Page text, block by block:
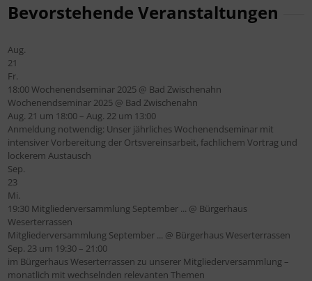
Bevorstehende Veranstaltungen
Aug.
21
Fr.
18:00Wochenendseminar 2025 @ Bad Zwischenahn
Wochenendseminar 2025 @ Bad Zwischenahn
Aug. 21 um 18:00 – Aug. 22 um 13:00
Anmeldung notwendig: Unser jährliches Wochenendseminar mit
intensiver Vorbereitung der Ortsvereinsarbeit, fachlichem Vortrag und
lockerem Austausch
Sep.
23
Mi.
19:30 Mitgliederversammlung September ... @ Bürgerhaus
Weserterrassen
Mitgliederversammlung September ... @ Bürgerhaus Weserterrassen
Sep. 23 um 19:30 – 21:00
im Bürgerhaus Weserterrassen zu unserer Mitgliederversammlung –
monatlich mit wechselnden relevanten Themen